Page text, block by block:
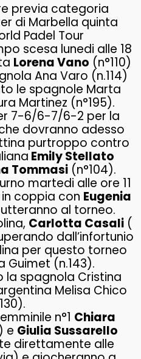
previa categoria
di Marbella quinta
Padel Tour
scesa lunedi alle 18
Lorena Vano (n°110)
Ana Varo (n.114)
le spagnole Marta
Martinez (n°195).
7-6/6-7/6-2 per la
dovranno adesso
purtroppo contro
Emily Stellato
Tommasi(n°104).
martedi alle ore 11
coppia con Eugenia
al torneo.
Carlotta Casali (
dall’infortunio
per questo torneo
Guimet (n.143).
la spagnola Cristina
Melisa Chico
n°1 Chiara
e Giulia Sussarello
direttamente alle